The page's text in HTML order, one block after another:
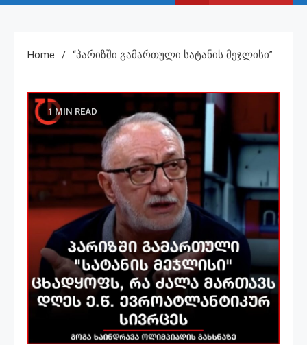
Home “პარიზში Გამართული Სატანის Მეჯლისი”
1 MIN READ